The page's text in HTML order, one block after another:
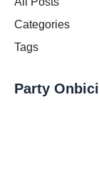
Categories
Tags
Party Onbici